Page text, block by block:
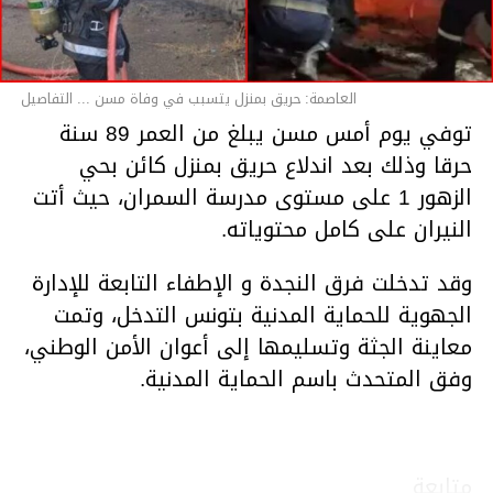
العاصمة: حريق بمنزل يتسبب في وفاة مسن ... التفاصيل
توفي يوم أمس مسن يبلغ من العمر 89 سنة
حرقا وذلك بعد اندلاع حريق بمنزل كائن بحي
الزهور 1 على مستوى مدرسة السمران، حيث أتت
النيران على كامل محتوياته.
وقد تدخلت فرق النجدة و الإطفاء التابعة للإدارة
الجهوية للحماية المدنية بتونس التدخل، وتمت
معاينة الجثة وتسليمها إلى أعوان الأمن الوطني،
وفق المتحدث باسم الحماية المدنية.